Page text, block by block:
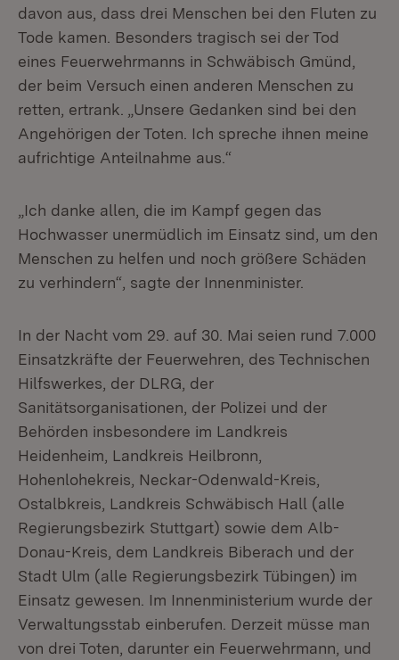
davon aus, dass drei Menschen bei den Fluten zu
Tode kamen. Besonders tragisch sei der Tod
eines Feuerwehrmanns in Schwäbisch Gmünd,
der beim Versuch einen anderen Menschen zu
retten, ertrank. „Unsere Gedanken sind bei den
Angehörigen der Toten. Ich spreche ihnen meine
aufrichtige Anteilnahme aus.“
„Ich danke allen, die im Kampf gegen das
Hochwasser unermüdlich im Einsatz sind, um den
Menschen zu helfen und noch größere Schäden
zu verhindern“, sagte der Innenminister.
In der Nacht vom 29. auf 30. Mai seien rund 7.000
Einsatzkräfte der Feuerwehren, des Technischen
Hilfswerkes, der DLRG, der
Sanitätsorganisationen, der Polizei und der
Behörden insbesondere im Landkreis
Heidenheim, Landkreis Heilbronn,
Hohenlohekreis, Neckar-Odenwald-Kreis,
Ostalbkreis, Landkreis Schwäbisch Hall (alle
Regierungsbezirk Stuttgart) sowie dem Alb-
Donau-Kreis, dem Landkreis Biberach und der
Stadt Ulm (alle Regierungsbezirk Tübingen) im
Einsatz gewesen. Im Innenministerium wurde der
Verwaltungsstab einberufen. Derzeit müsse man
von drei Toten, darunter ein Feuerwehrmann, und